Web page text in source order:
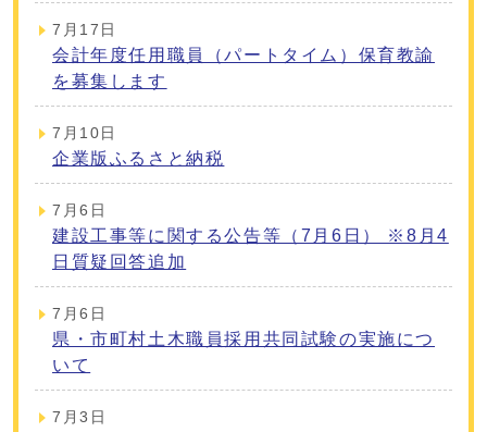
7月17日
会計年度任用職員（パートタイム）保育教諭
を募集します
7月10日
企業版ふるさと納税
7月6日
建設工事等に関する公告等（7月6日） ※8月4
日質疑回答追加
7月6日
県・市町村土木職員採用共同試験の実施につ
いて
7月3日